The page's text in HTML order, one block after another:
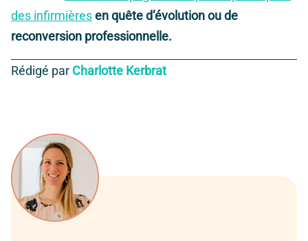
des infirmièresen quête d’évolution ou de
reconversion professionnelle.
Rédigé par Charlotte Kerbrat